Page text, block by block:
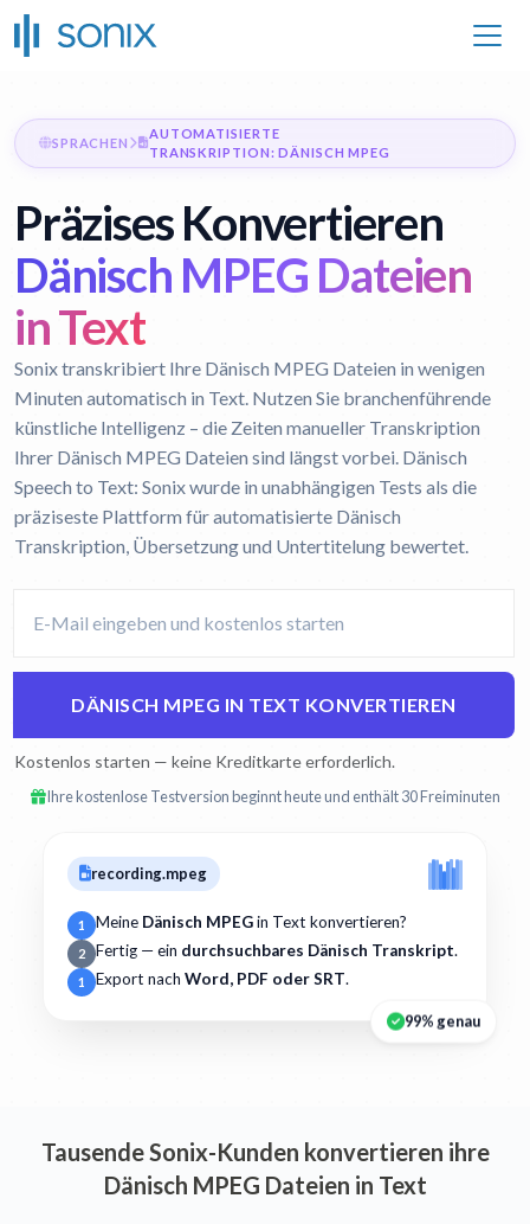
SPRACHEN
AUTOMATISIERTE
TRANSKRIPTION: DÄNISCH MPEG
Präzises Konvertieren
Dänisch MPEG Dateien
in Text
Sonix transkribiert Ihre Dänisch MPEG Dateien in wenigen
Minuten automatisch in Text. Nutzen Sie branchenführende
künstliche Intelligenz – die Zeiten manueller Transkription
Ihrer Dänisch MPEG Dateien sind längst vorbei. Dänisch
Speech to Text: Sonix wurde in unabhängigen Tests als die
präziseste Plattform für automatisierte Dänisch
Transkription, Übersetzung und Untertitelung bewertet.
DÄNISCH MPEG IN TEXT KONVERTIEREN
Kostenlos starten — keine Kreditkarte erforderlich.
Ihre kostenlose Testversion beginnt heute und enthält 30 Freiminuten
recording.mpeg
1 Meine Dänisch MPEGin Text konvertieren?
2 Fertig — ein durchsuchbares Dänisch Transkript.
1 Export nach Word, PDF oder SRT.
99% genau
Tausende Sonix-Kunden konvertieren ihre
Dänisch MPEG Dateien in Text